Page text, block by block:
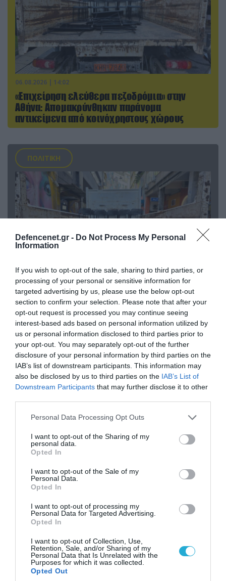
Defencenet.gr - Do Not Process My Personal
Information
If you wish to opt-out of the sale, sharing to third parties, or
processing of your personal or sensitive information for
targeted advertising by us, please use the below opt-out
section to confirm your selection. Please note that after your
opt-out request is processed you may continue seeing
interest-based ads based on personal information utilized by
us or personal information disclosed to third parties prior to
your opt-out. You may separately opt-out of the further
disclosure of your personal information by third parties on the
IAB’s list of downstream participants. This information may
also be disclosed by us to third parties on the IAB’s List of
Downstream Participants that may further disclose it to other
Please note that this website/app uses one or more Google
not limited to your visit or usage behaviour. You may click to
grant or deny consent to Google and its third-party tags to
use your data for below specified purposes in below Google
consent section.
Personal Data Processing Opt Outs
I want to opt-out of the Sharing of my
personal data.
Opted In
I want to opt-out of the Sale of my
Personal Data.
Opted In
I want to opt-out of processing my
Personal Data for Targeted Advertising.
Opted In
I want to opt-out of Collection, Use,
Retention, Sale, and/or Sharing of my
Personal Data that Is Unrelated with the
Purposes for which it was collected.
Opted Out
06.08.2026 | 14:02
«Επιχείρηση ελεύθερα πεζοδρόμια» στην
Αθήνα: Απομακρύνθηκαν παράνομα
αντικείμενα από κοινόχρηστους χώρους
ΠΟΛΙΤΙΚΗ
06.08.2026 | 14:02
«Επιχείρηση ελεύθερα πεζοδρόμια» στην
Αθήνα: Απομακρύνθηκαν παράνομα
αντικείμενα από κοινόχρηστους χώρους
06.08.2026 | 09:03
«Οι εντελώς αθώοι»: Η ανάρτηση του Αρκά για
τα ζώα που χάθηκαν στις πυρκαγιές της
Αττικής (φωτο)